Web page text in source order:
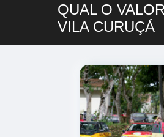
QUAL O
VILA CURUÇÁ